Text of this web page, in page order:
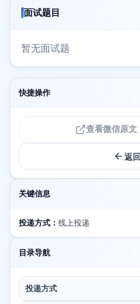
面试题目
暂无面试题
快捷操作
查看微信原文
返
关键信息
投递方式： 线上投递
目录导航
投递方式